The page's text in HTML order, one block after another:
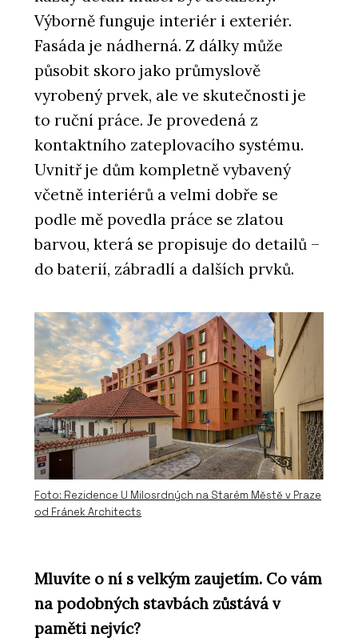
Výborně funguje interiér i exteriér.
Fasáda je nádherná. Z dálky může
působit skoro jako průmyslově
vyrobený prvek, ale ve skutečnosti je
to ruční práce. Je provedená z
kontaktního zateplovacího systému.
Uvnitř je dům kompletně vybavený
včetně interiérů a velmi dobře se
podle mě povedla práce se zlatou
barvou, která se propisuje do detailů –
do baterií, zábradlí a dalších prvků.
Foto: Rezidence U Milosrdných na Starém Městě v Praze
od Fránek Architects
Mluvíte o ní s velkým zaujetím. Co vám
na podobných stavbách zůstává v
paměti nejvíc?